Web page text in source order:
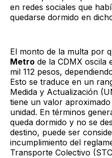
en redes sociales que
quedarse dormido en
El monto de la multa por
Metro de la CDMX oscila
mil 112 pesos,
Esto se traduce en un
Medida y Actualización
tiene un valor
unidad. En términos
queda dormido y no se
destino, puede ser
incumplimiento del
Transporte Colectivo